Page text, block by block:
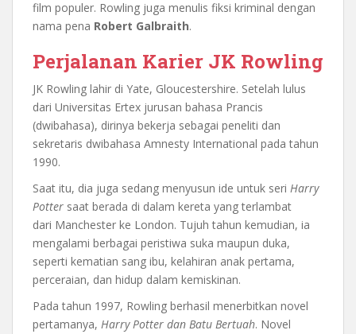
film populer. Rowling juga menulis fiksi kriminal dengan
nama pena Robert Galbraith.
Perjalanan Karier JK Rowling
JK Rowling lahir di Yate, Gloucestershire. Setelah lulus
dari Universitas Ertex jurusan bahasa Prancis
(dwibahasa), dirinya bekerja sebagai peneliti dan
sekretaris dwibahasa Amnesty International pada tahun
1990.
Saat itu, dia juga sedang menyusun ide untuk seri Harry
Potter saat berada di dalam kereta yang terlambat
dari Manchester ke London. Tujuh tahun kemudian, ia
mengalami berbagai peristiwa suka maupun duka,
seperti kematian sang ibu, kelahiran anak pertama,
perceraian, dan hidup dalam kemiskinan.
Pada tahun 1997, Rowling berhasil menerbitkan novel
pertamanya, Harry Potter dan Batu Bertuah. Novel